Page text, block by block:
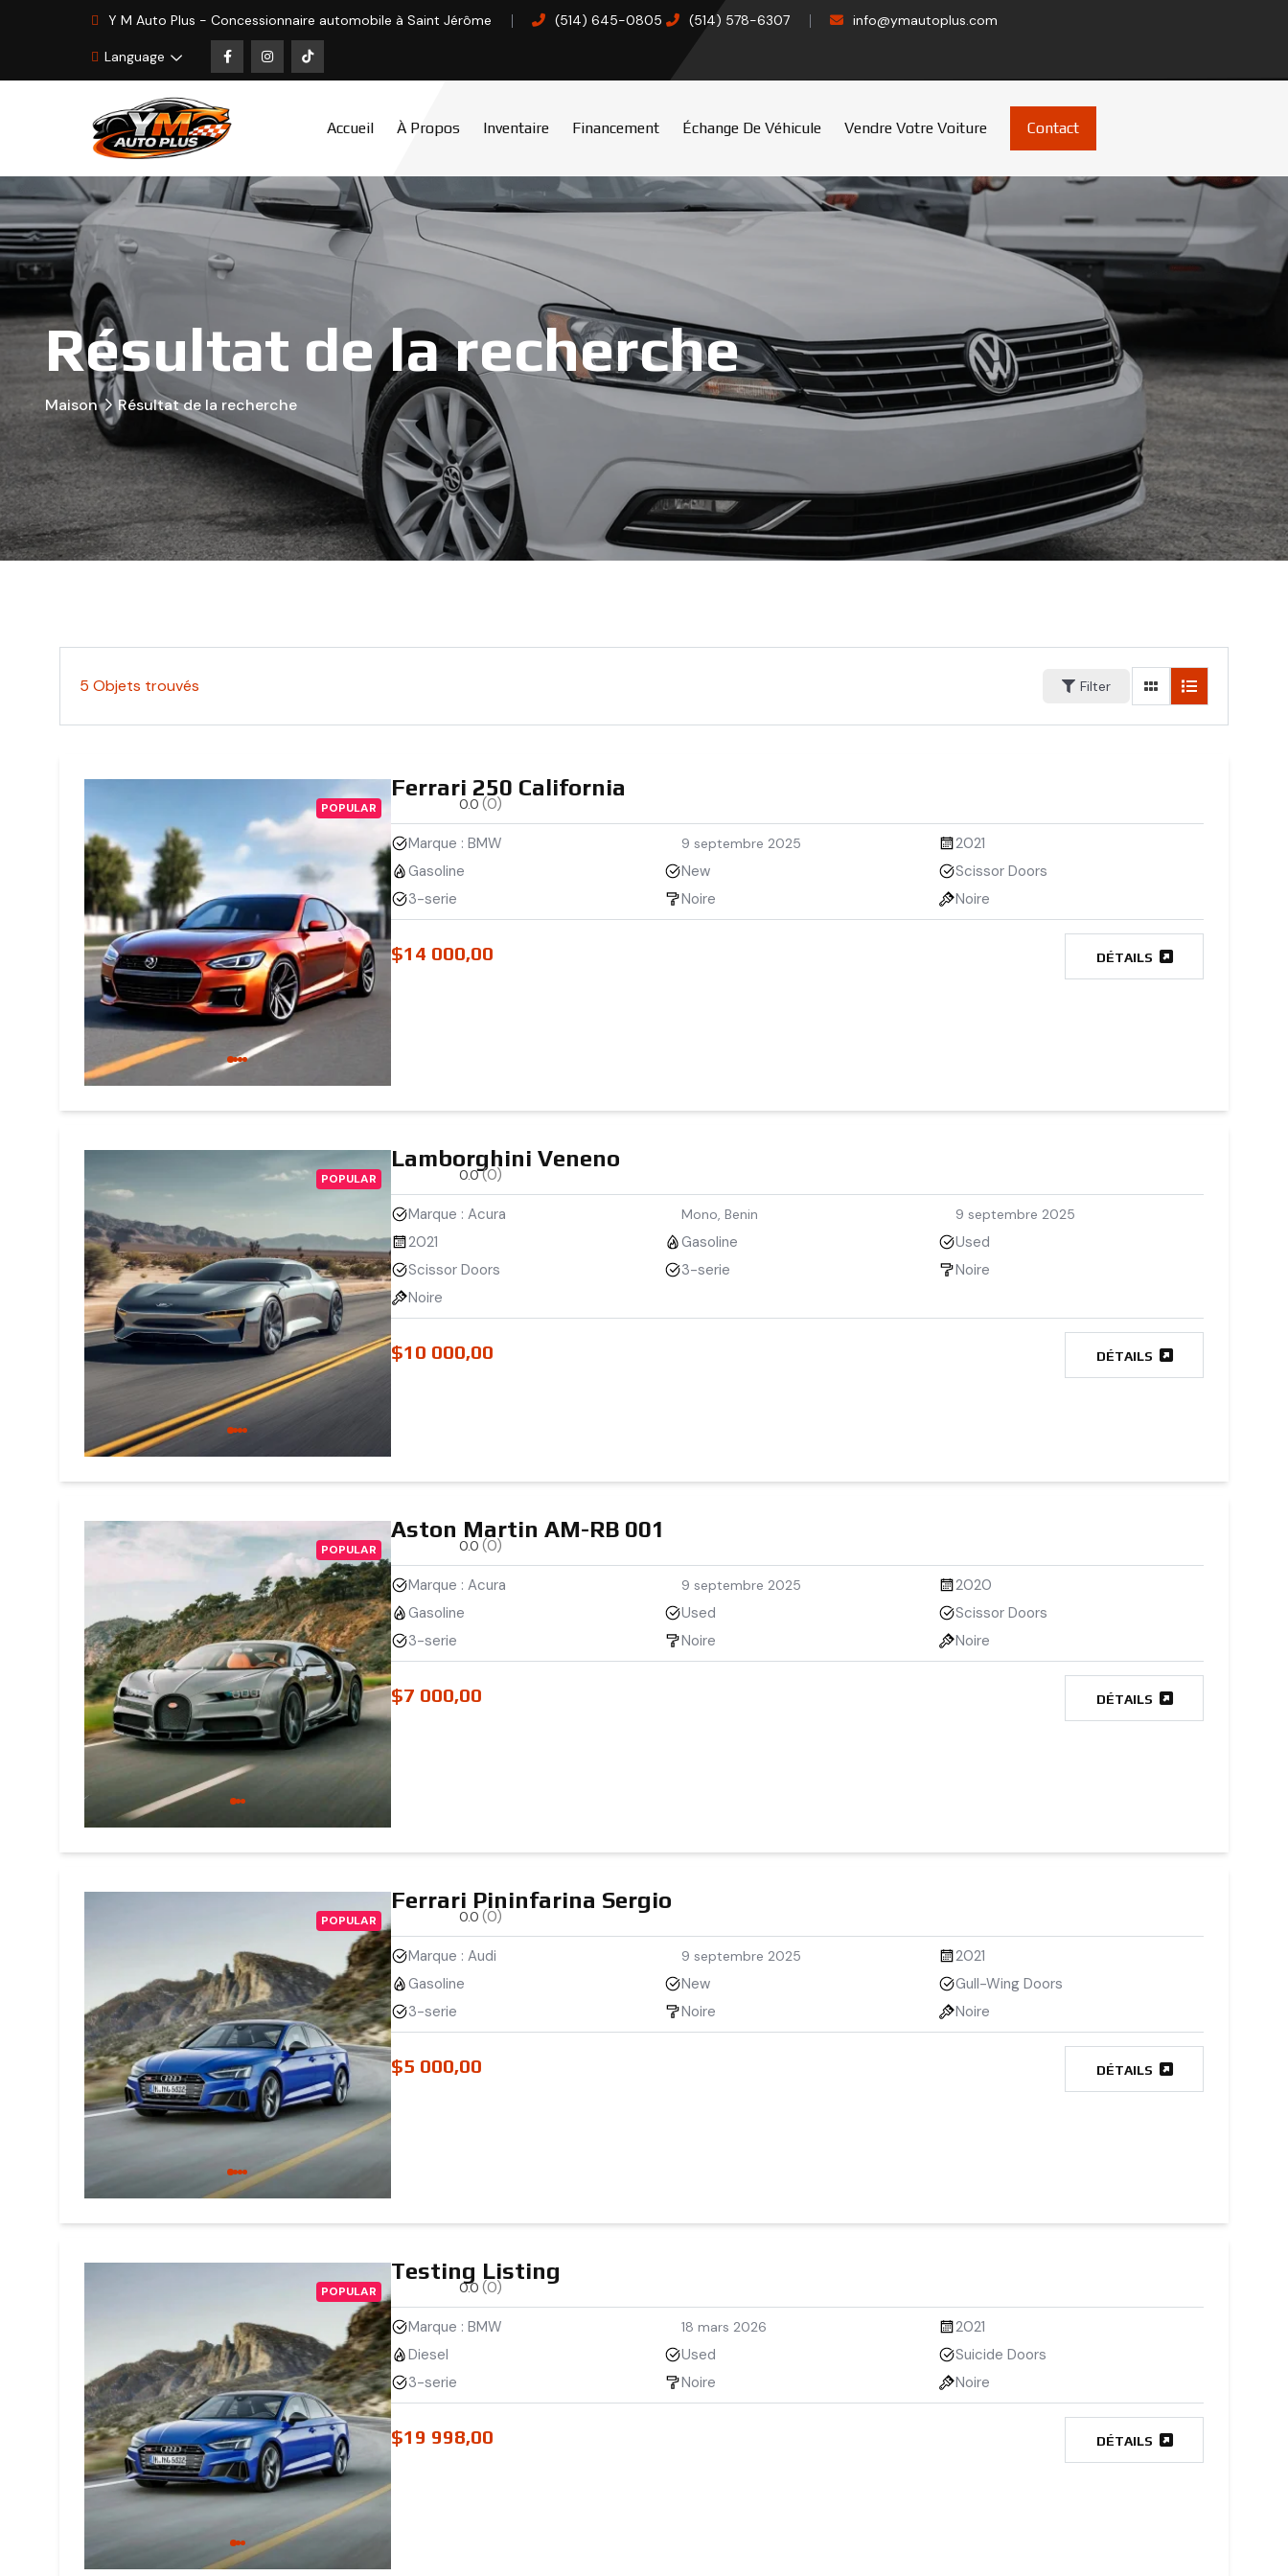
Y M Auto Plus - Concessionnaire automobile à Saint Jérôme (514) 645-0805 (514) 578-6307 info@ymautoplus.com
Language
Accueil À Propos Inventaire Financement Échange De Véhicule Vendre Votre Voiture Contact
Résultat de la recherche
Maison Résultat de la recherche
5 Objets trouvés Filter
POPULAR
Ferrari 250 California
0.0 (0)
Marque : BMW 9 septembre 2025
2021
Gasoline
New
Scissor Doors
3-serie
Noire Noire
$14 000,00 DÉTAILS
POPULAR
Lamborghini Veneno
0.0(0)
Marque : Acura Mono, Benin 9 septembre 2025
2021 Gasoline
Used
Scissor Doors
3-serie
Noire
Noire
$10 000,00 DÉTAILS
POPULAR
Aston Martin AM-RB 001
0.0 (0)
Marque : Acura 9 septembre 2025
2020
Gasoline
Used
Scissor Doors
3-serie
Noire Noire
$7 000,00 DÉTAILS
POPULAR
Ferrari Pininfarina Sergio
0.0 (0)
Marque : Audi 9 septembre 2025
2021
Gasoline
New
Gull-Wing Doors
3-serie
Noire Noire
$5 000,00 DÉTAILS
POPULAR
Testing Listing
0.0 (0)
Marque : BMW 18 mars 2026
2021
Diesel
Used
Suicide Doors
3-serie
Noire Noire
$19 998,00 DÉTAILS